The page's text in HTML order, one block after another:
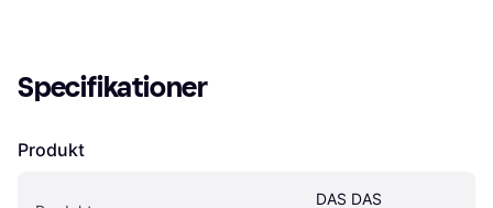
Specifikationer
Produkt
DAS DAS